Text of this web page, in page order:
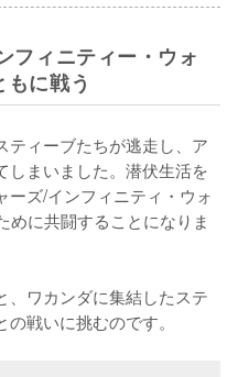
フィニティー・ウォ
に戦う
ティーブたちが逃走し、ア
しまいました。潜伏生活を
ズ/インフィニティ・ウォ
に共闘することになりま
、ワカンダに集結したステ
戦いに挑むのです。